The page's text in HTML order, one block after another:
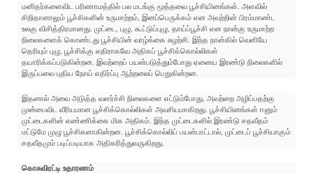
மனிதர்களைவிட பரிணாமத்தில் பல மடங்கு மூத்தவை பூச்சியினங்கள். அளவில்
சிறிதானாலும் பூச்சிகளின் உருமாற்றம், இனப்பெருக்கம் என அவற்றின் பிரம்மாண்ட
உலகு விசித்திரமானது. முட்டை, புழு, கூட்டுப்புழு, தாய்ப்பூச்சி என நான்கு உருமாற்ற
நிலைகளைக் கொண்டது பூச்சியின் வாழ்க்கை சுழற்சி. இந்த நான்கில் வெளியே
தெரியும் புழு, பூச்சிக்கு எதிராகவே அதிகப் பூச்சிக்கொல்லிகள்
தயாரிக்கப்படுகின்றன. இவற்றைப் பயன்படுத்தும்போது ஏனைய இரண்டு நிலைகளில்
இருப்பவை புதிய நோய் எதிர்ப்பு ஆற்றலைப் பெறுகின்றன.
இதனால் அவை அடுத்த வளர்ச்சி நிலைகளை எட்டும்போது, அவற்றை அழிப்பதற்கு
முன்பைவிட வீரியமான பூச்சிக்கொல்லிகள் அவசியமாகிறது. பூச்சியினங்கள் ஈனும்
முட்டைகளின் எண்ணிக்கை மிக அதிகம். இந்த முட்டைகளில் இரண்டு சதவீதம்
மட்டுமே முழு பூச்சிகளாகின்றன. பூச்சிக்கொல்லிப் பயன்பாட்டால், முட்டைப் பூச்சியாகும்
சதவீதமும் படிப்படியாக அதிகரித்துவருகிறது.
கொசுவிரட்டி உதாரணம்